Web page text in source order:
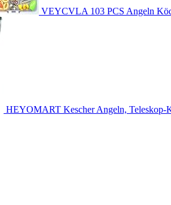
VEYCVLA 103 PCS Angeln
HEYOMART Kescher Angeln, Teleskop-